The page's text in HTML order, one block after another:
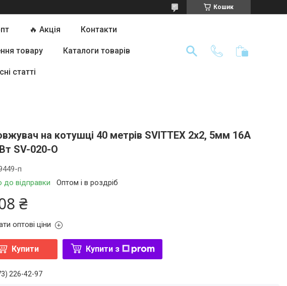
Кошик
🔥 Акція Контакти
товару Каталоги товарів
статті
на котушці 40 метрів SVITTEX 2х2, 5мм 16А
SV-020-O
до відправки Оптом і в роздріб
п
₴
оптові ціни
Купити Купити з
226-42-97